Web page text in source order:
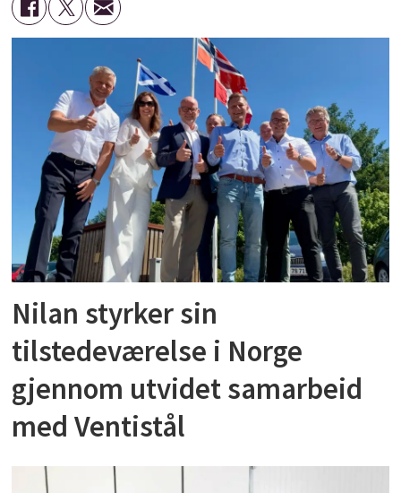
Nilan styrker sin
tilstedeværelse i Norge
gjennom utvidet samarbeid
med Ventistål